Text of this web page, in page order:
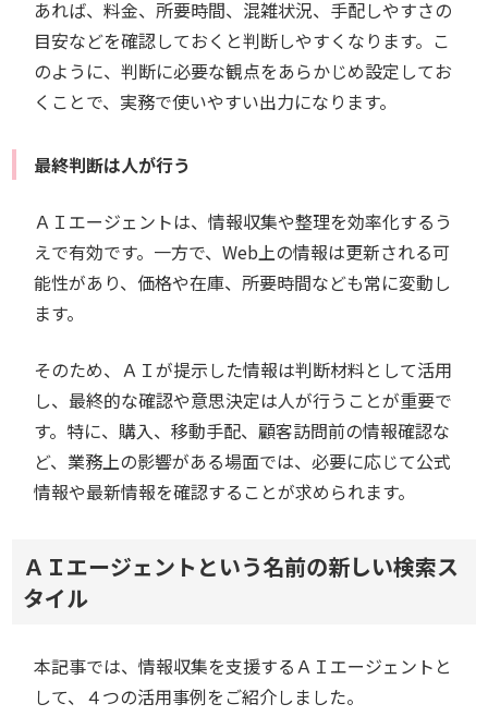
あれば、料金、所要時間、混雑状況、手配しやすさの
目安などを確認しておくと判断しやすくなります。こ
のように、判断に必要な観点をあらかじめ設定してお
くことで、実務で使いやすい出力になります。
最終判断は人が行う
ＡＩエージェントは、情報収集や整理を効率化するう
えで有効です。一方で、Web上の情報は更新される可
能性があり、価格や在庫、所要時間なども常に変動し
ます。
そのため、ＡＩが提示した情報は判断材料として活用
し、最終的な確認や意思決定は人が行うことが重要で
す。特に、購入、移動手配、顧客訪問前の情報確認な
ど、業務上の影響がある場面では、必要に応じて公式
情報や最新情報を確認することが求められます。
ＡＩエージェントという名前の新しい検索ス
タイル
本記事では、情報収集を支援するＡＩエージェントと
して、４つの活用事例をご紹介しました。